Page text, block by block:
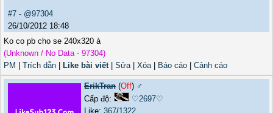
#7 - @97304
26/10/2012 18:48
Ko co pb cho se 240x320 à
(Unknown / No Data - 97304)
PM
Trích dẫn Like bài viết| Sửa| Xóa| Báo cáo Cảnh cáo
ErikTran (Off) ♂️
Cấp độ:
♡2697♡
Like: 367/1322